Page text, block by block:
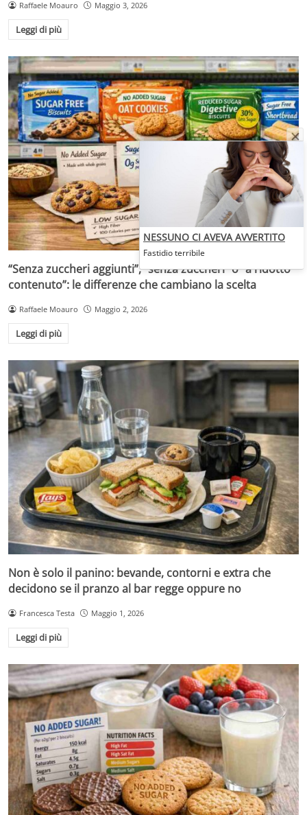
Raffaele Moauro Maggio 3, 2026
Leggi di più
“Senza zuccheri aggiunti”, “senza zuccheri” o “a ridotto
contenuto”: le differenze che cambiano la scelta
Raffaele Moauro Maggio 2, 2026
Leggi di più
Non è solo il panino: bevande, contorni e extra che
decidono se il pranzo al bar regge oppure no
Francesca Testa Maggio 1, 2026
Leggi di più
NESSUNO CI AVEVA AVVERTITO
Fastidio terribile